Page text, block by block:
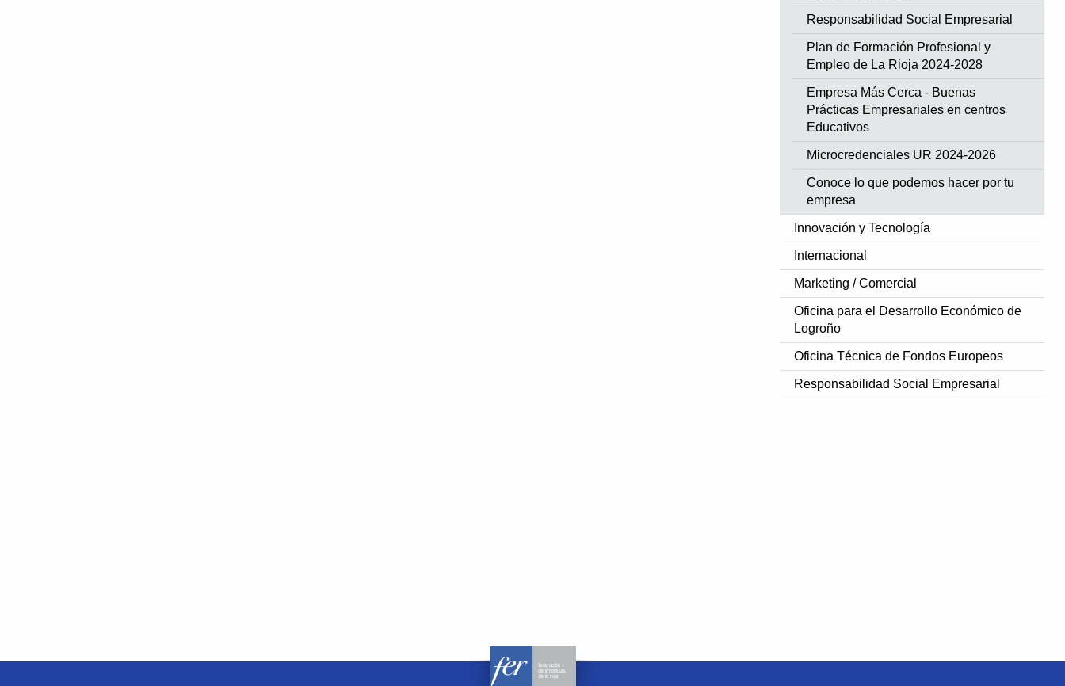
Responsabilidad Social Empresarial
Plan de Formación Profesional y
Empleo de La Rioja 2024-2028
Empresa Más Cerca - Buenas
Prácticas Empresariales en centros
Educativos
Microcredenciales UR 2024-2026
Conoce lo que podemos hacer por tu
empresa
Innovación y Tecnología
Internacional
Marketing / Comercial
Oficina para el Desarrollo Económico de
Logroño
Oficina Técnica de Fondos Europeos
Responsabilidad Social Empresarial